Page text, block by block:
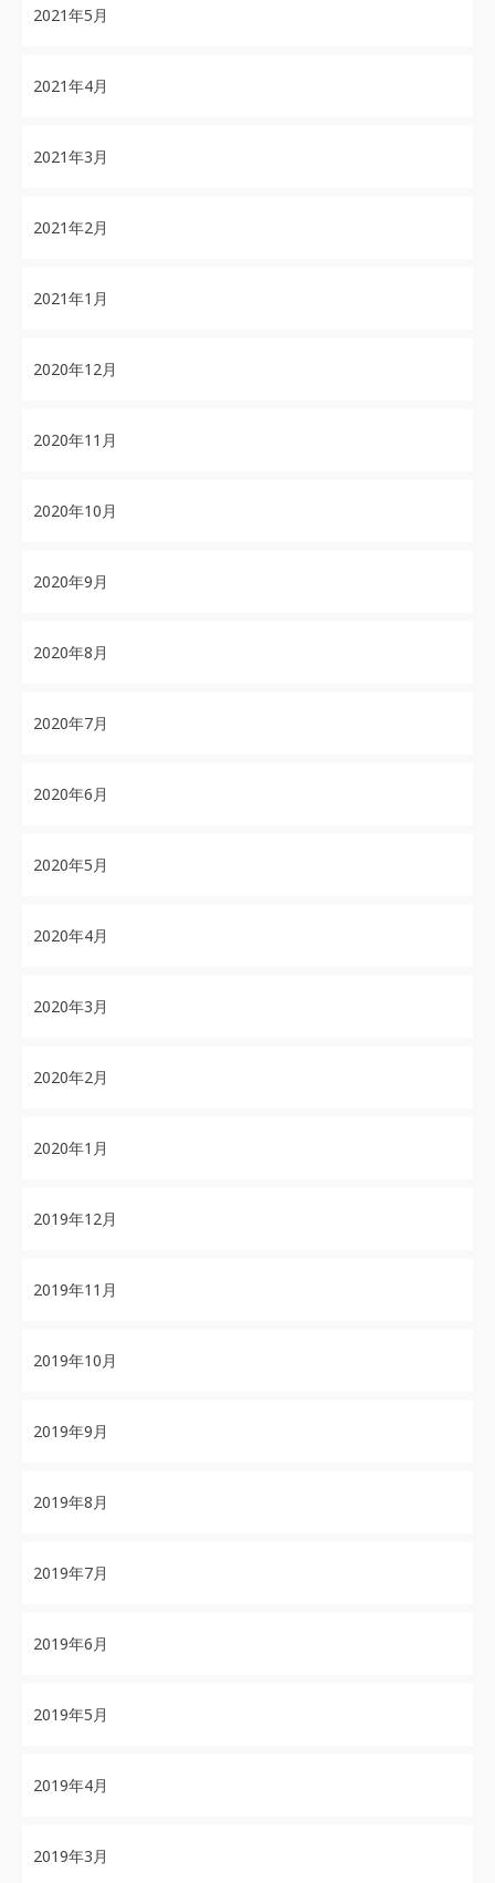
2021年5月
2021年4月
2021年3月
2021年2月
2021年1月
2020年12月
2020年11月
2020年10月
2020年9月
2020年8月
2020年7月
2020年6月
2020年5月
2020年4月
2020年3月
2020年2月
2020年1月
2019年12月
2019年11月
2019年10月
2019年9月
2019年8月
2019年7月
2019年6月
2019年5月
2019年4月
2019年3月